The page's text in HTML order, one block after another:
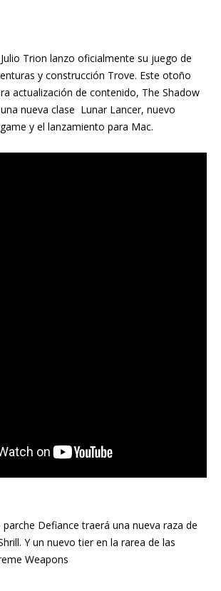
Trion lanzo oficialmente su juego de
y construcción Trove. Este otoño
actualización de contenido, The Shadow
nueva clase Lunar Lancer, nuevo
y el lanzamiento para Mac.
Defiance traerá una nueva raza de
Y un nuevo tier en la rarea de las
Weapons